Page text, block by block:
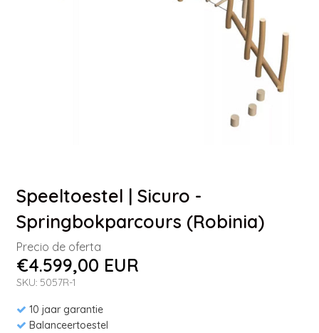
Speeltoestel | Sicuro -
Springbokparcours (Robinia)
Precio de oferta
€4.599,00 EUR
SKU: 5057R-1
10 jaar garantie
Balanceertoestel